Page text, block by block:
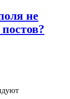
не